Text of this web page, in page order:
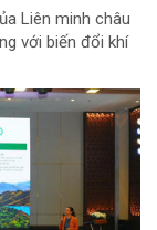
Liên minh châu
với biến đổi khí